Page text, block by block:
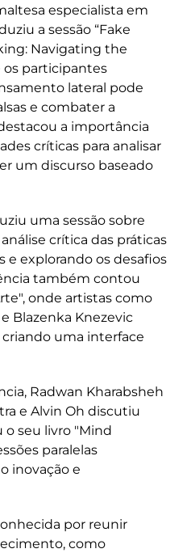
especialista em
a sessão “Fake
Navigating the
os participantes
lateral pode
e combater a
a importância
críticas para analisar
um discurso baseado
uma sessão sobre
crítica das práticas
e explorando os desafios
também contou
onde artistas como
Blazenka Knezevic
criando uma interface
Radwan Kharabsheh
e Alvin Oh discutiu
seu livro "Mind
paralelas
inovação e
por reunir
como